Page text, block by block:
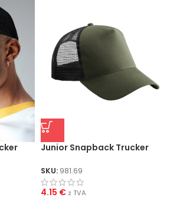
Junior Snapback Trucker
SKU: 981.69
4.15 € z TVA